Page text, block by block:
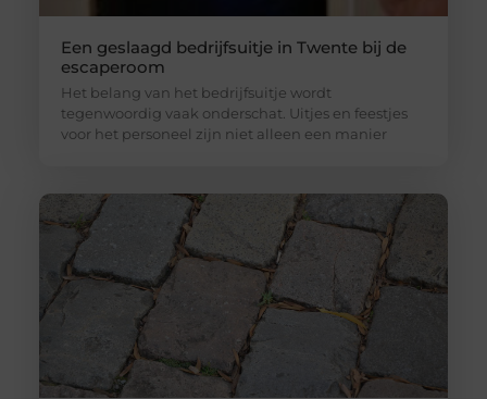
Een geslaagd bedrijfsuitje in Twente bij de
escaperoom
Het belang van het bedrijfsuitje wordt
tegenwoordig vaak onderschat. Uitjes en feestjes
voor het personeel zijn niet alleen een manier